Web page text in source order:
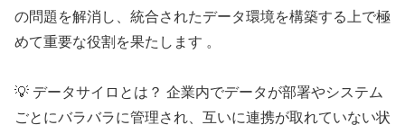
の問題を解消し、統合されたデータ環境を構築する上で極
めて重要な役割を果たします 。
💡 データサイロとは？ 企業内でデータが部署やシステム
ごとにバラバラに管理され、互いに連携が取れていない状